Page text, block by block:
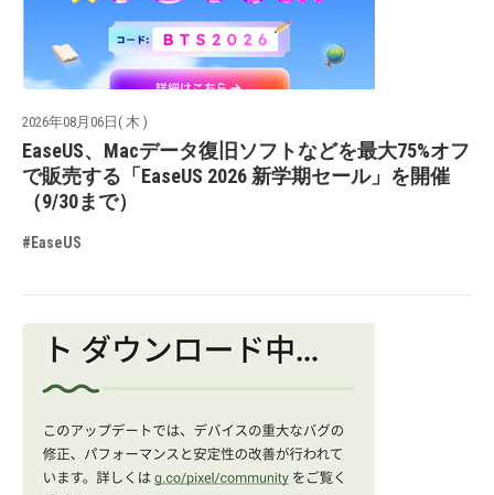
2026年08月06日( 木 )
EaseUS、Macデータ復旧ソフトなどを最大75%オフ
で販売する「EaseUS 2026 新学期セール」を開催
（9/30まで）
#EaseUS